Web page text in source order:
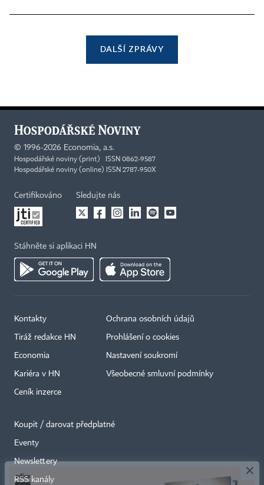
DALŠÍ ZPRÁVY
© 1996-2026 Economia, a.s.
Hospodářské noviny (print) ISSN 0862-9587
Hospodářské noviny (online) ISSN 2787-950X
Certifikováno Sledujte nás
Stáhněte si aplikaci HN
Kontakty
Tiráž redakce HN
Economia
Kariéra v HN
Ceník inzerce
Ochrana osobních údajů
Prohlášení o cookies
Nastavení soukromí
Všeobecné smluvní podmínky
Koupit / darovat předplatné
Eventy
Newslettery
RSS kanály